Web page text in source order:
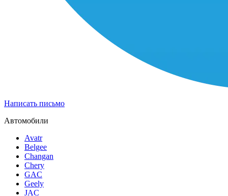
Написать письмо
Автомобили
Avatr
Belgee
Changan
Chery
GAC
Geely
JAC